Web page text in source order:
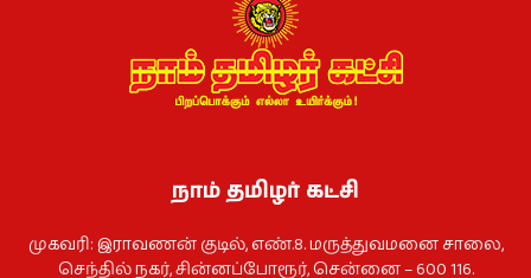
நாம் தமிழர் கட்சி
முகவரி: இராவணன் குடில், எண்.8. மருத்துவமனை சாலை,
செந்தில் நகர், சின்னப்போரூர், சென்னை – 600 116.